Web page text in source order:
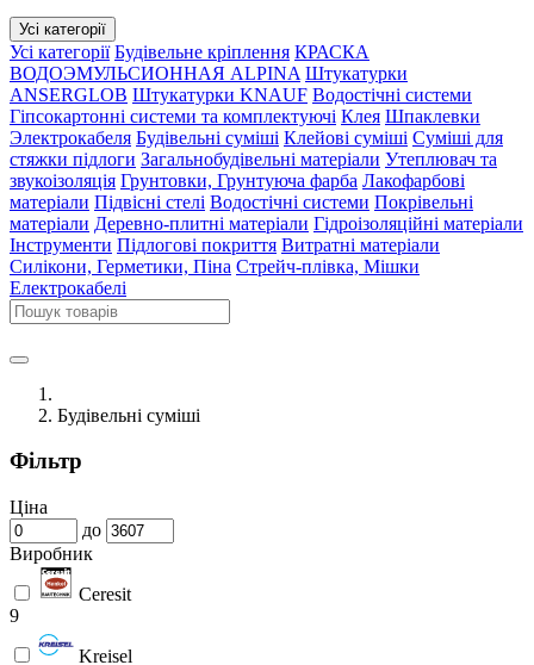
Усі категорії
Усі категорії Будівельне кріплення КРАСКА
ВОДОЭМУЛЬСИОННАЯ ALPINA Штукатурки
ANSERGLOB Штукатурки KNAUF Водостічні системи
Гіпсокартонні системи та комплектуючі Клея Шпаклевки
Электрокабеля Будівельні суміші Клейові суміші Суміші для
стяжки підлоги Загальнобудівельні матеріали Утеплювач та
звукоізоляція Грунтовки, Грунтуюча фарба Лакофарбові
матеріали Підвісні стелі Водостічні системи Покрівельні
матеріали Деревно-плитні матеріали Гідроізоляційні матеріали
Інструменти Підлогові покриття Витратні матеріали
Силікони, Герметики, Піна Стрейч-плівка, Мішки
Електрокабелі
Будівельні суміші
Фільтр
Ціна
до
Виробник
Ceresit
9
Kreisel